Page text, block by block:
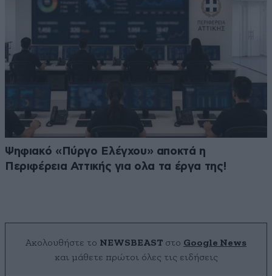
Ψηφιακό «Πύργο Ελέγχου» αποκτά η
Περιφέρεια Αττικής για ολα τα έργα της!
Ακολουθήστε το NEWSBEAST στο Google News
και μάθετε πρώτοι όλες τις ειδήσεις